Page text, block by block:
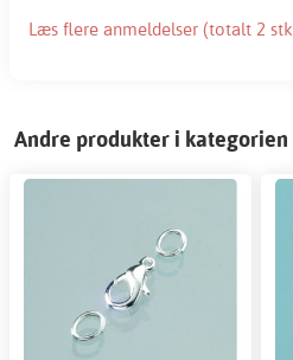
Læs flere anmeldelser (totalt 2
Andre produkter i kategorien